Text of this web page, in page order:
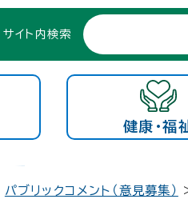
サイト内検索
健康・福
パブリックコメント（意見募集）